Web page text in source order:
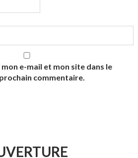
e-mail et mon site dans le
commentaire.